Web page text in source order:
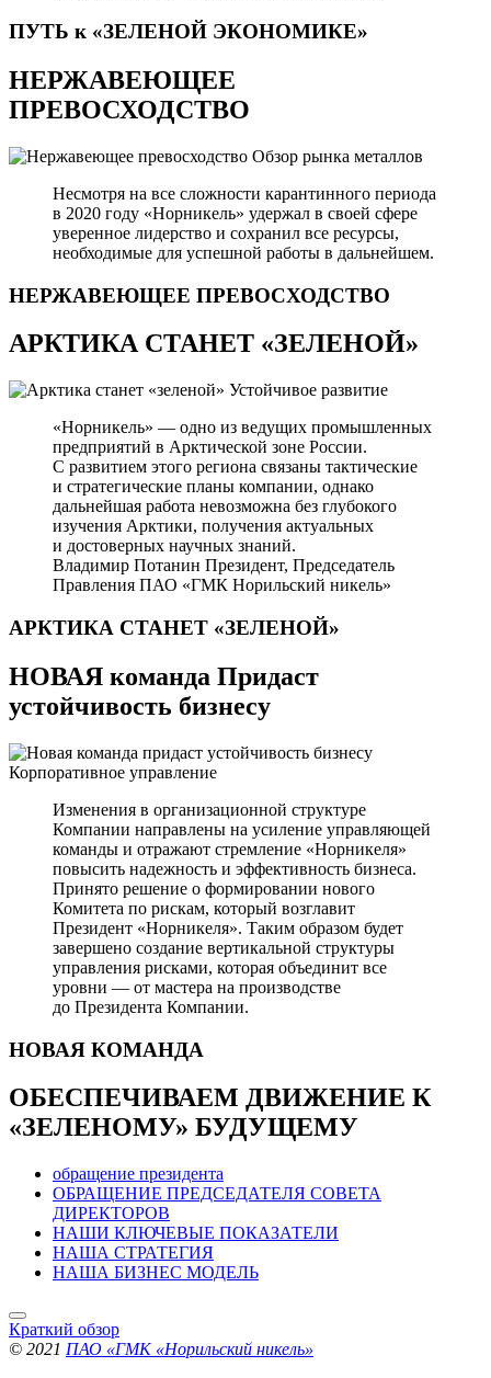
ПУТЬ к «ЗЕЛЕНОЙ ЭКОНОМИКЕ»
НЕРЖАВЕЮЩЕЕ
ПРЕВОСХОДСТВО
Обзор рынка металлов
Несмотря на все сложности карантинного периода
в 2020 году «Норникель» удержал в своей сфере
уверенное лидерство и сохранил все ресурсы,
необходимые для успешной работы в дальнейшем.
НЕРЖАВЕЮЩЕЕ ПРЕВОСХОДСТВО
АРКТИКА СТАНЕТ «ЗЕЛЕНОЙ»
Устойчивое развитие
«Норникель» — одно из ведущих промышленных
предприятий в Арктической зоне России.
С развитием этого региона связаны тактические
и стратегические планы компании, однако
дальнейшая работа невозможна без глубокого
изучения Арктики, получения актуальных
и достоверных научных знаний.
Владимир Потанин Президент, Председатель
Правления ПАО «ГМК Норильский никель»
АРКТИКА СТАНЕТ «ЗЕЛЕНОЙ»
НОВАЯ команда Придаст
устойчивость бизнесу
Корпоративное управление
Изменения в организационной структуре
Компании направлены на усиление управляющей
команды и отражают стремление «Норникеля»
повысить надежность и эффективность бизнеса.
Принято решение о формировании нового
Комитета по рискам, который возглавит
Президент «Норникеля». Таким образом будет
завершено создание вертикальной структуры
управления рисками, которая объединит все
уровни — от мастера на производстве
до Президента Компании.
НОВАЯ КОМАНДА
ОБЕСПЕЧИВАЕМ ДВИЖЕНИЕ К
«ЗЕЛЕНОМУ» БУДУЩЕМУ
обращение президента
ОБРАЩЕНИЕ ПРЕДСЕДАТЕЛЯ СОВЕТА
ДИРЕКТОРОВ
НАШИ КЛЮЧЕВЫЕ ПОКАЗАТЕЛИ
НАША СТРАТЕГИЯ
НАША БИЗНЕС МОДЕЛЬ
Краткий обзор
© 2021 ПАО «ГМК «Норильский никель»